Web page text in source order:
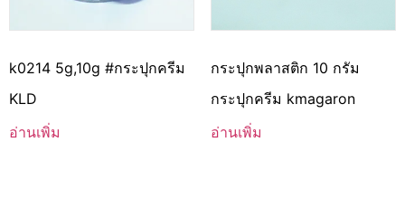
k0214 5g,10g #กระปุกครีม
KLD
อ่านเพิ่ม
กระปุกพลาสติก 10 กรัม
กระปุกครีม kmagaron
อ่านเพิ่ม